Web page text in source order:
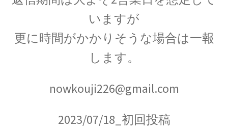
【仮想の猫を使った思考実験で量子的に実在を
考察】
エンリコ・フェルミ
を構築した一人】
いますが
更に時間がかかりそうな場合は一報
します。
nowkouji226@gmail.com
2023/07/18_初回投稿